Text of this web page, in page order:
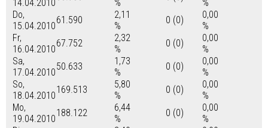
14.04.2010
%
%
Do,
15.04.2010
61.590
2,11
%
0 (0)
0,00
%
Fr,
16.04.2010
67.752
2,32
%
0 (0)
0,00
%
Sa,
17.04.2010
50.633
1,73
%
0 (0)
0,00
%
So,
18.04.2010
169.513
5,80
%
0 (0)
0,00
%
Mo,
19.04.2010
188.122
6,44
%
0 (0)
0,00
%